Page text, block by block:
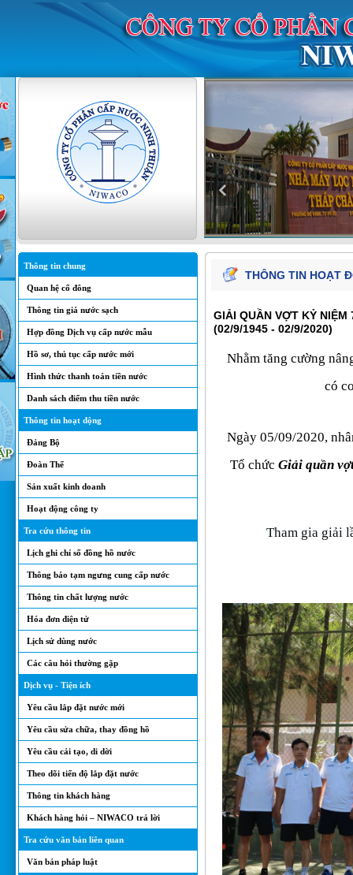
Thông tin chung
Quan hệ cổ đông
Thông tin giá nước sạch
Hợp đồng Dịch vụ cấp nước mẫu
Hồ sơ, thủ tục cấp nước mới
Hình thức thanh toán tiền nước
Danh sách điểm thu tiền nước
Thông tin hoạt động
Đảng Bộ
Đoàn Thể
Sản xuất kinh doanh
Hoạt động công ty
Tra cứu thông tin
Lịch ghi chỉ số đồng hồ nước
Thông báo tạm ngưng cung cấp nước
Thông tin chất lượng nước
Hóa đơn điện tử
Lịch sử dùng nước
Các câu hỏi thường gặp
Dịch vụ - Tiện ích
Yêu cầu lắp đặt nước mới
Yêu cầu sửa chữa, thay đồng hồ
Yêu cầu cải tạo, di dời
Theo dõi tiến độ lắp đặt nước
Thông tin khách hàng
Khách hàng hỏi – NIWACO trả lời
Tra cứu văn bản liên quan
Văn bản pháp luật
THÔNG TIN HOẠT
GIẢI QUẦN VỢT KỶ NIỆM
(02/9/1945 - 02/9/2020)
Nhằm tăng cường
có
Ngày 05/09/2020,
Tổ chức Giải quần
Tham gia giải